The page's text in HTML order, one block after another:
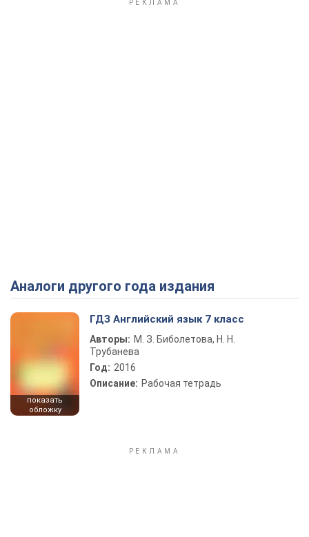
Аналоги другого года издания
показать
обложку
ГДЗ Английский язык 7 класс
Авторы: М. З. Биболетова, Н. Н.
Трубанева
Год: 2016
Описание: Рабочая тетрадь